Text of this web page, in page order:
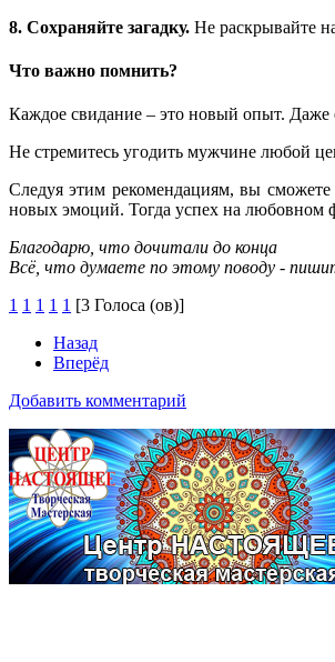
8. Сохраняйте загадку. Не раскрывайте
Что важно помнить?
Каждое свидание – это новый опыт. Даже
Не стремитесь угодить мужчине любой
Следуя этим рекомендациям, вы сможете
новых эмоций. Тогда успех на любовном
Благодарю, что дочитали до конца
Всё, что думаете по этому поводу -
1 1 1 1 1 [3 Голоса (ов)]
Назад
Вперёд
Добавить комментарий